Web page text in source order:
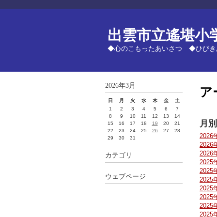
出雲市立遙堪小
◆心のこもったあいさつ ◆ひび
ア
月
2026
2026
2026
2025
2025
2025
2025
2025
2025
2025
2026年3月
日 月 火 水 木 金
土
1
2 3 4 5 6
7
8
9 10 11 12 13
14
15
16 17 18 19 20
21
22
23 24 25 26 27
28
29
30 31
カテゴリ
ウェブページ